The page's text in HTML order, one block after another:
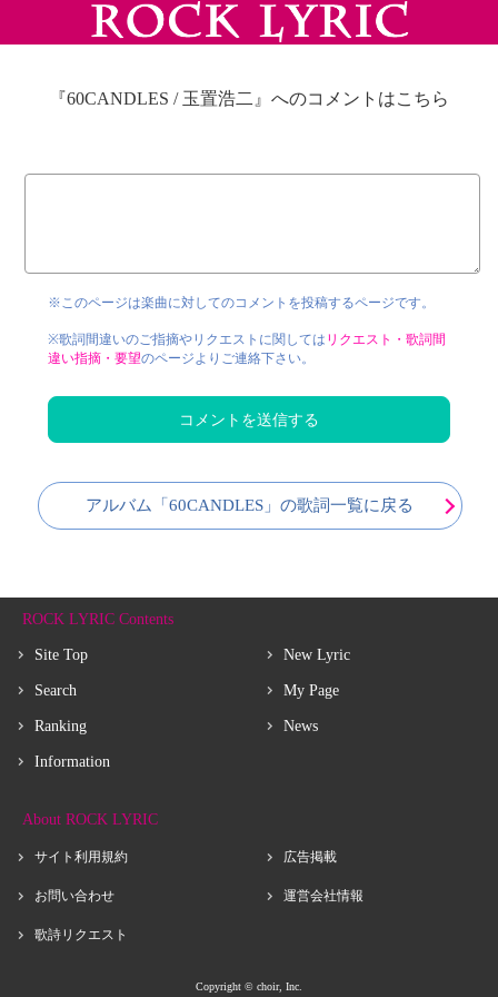
『60CANDLES / 玉置浩二』へのコメントはこちら
※このページは楽曲に対してのコメントを投稿するページです。
※歌詞間違いのご指摘やリクエストに関しては リクエスト・歌詞間
違い指摘・要望のページよりご連絡下さい。
コメントを送信する
アルバム「60CANDLES」の歌詞一覧に戻る
ROCK LYRIC Contents
Site Top
Search
Ranking
Information
New Lyric
My Page
News
About ROCK LYRIC
サイト利用規約
お問い合わせ
歌詩リクエスト
広告掲載
運営会社情報
Copyright © choir, Inc.